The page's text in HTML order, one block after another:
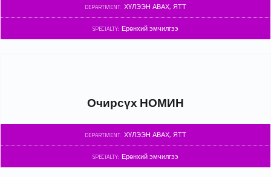
DEPARTMENT: ХҮЛЭЭН АВАХ, ЯТТ
SPECIALTY: Ерөнхий эмчилгээ
Очирсүх НОМИН
DEPARTMENT: ХҮЛЭЭН АВАХ, ЯТТ
SPECIALTY: Ерөнхий эмчилгээ